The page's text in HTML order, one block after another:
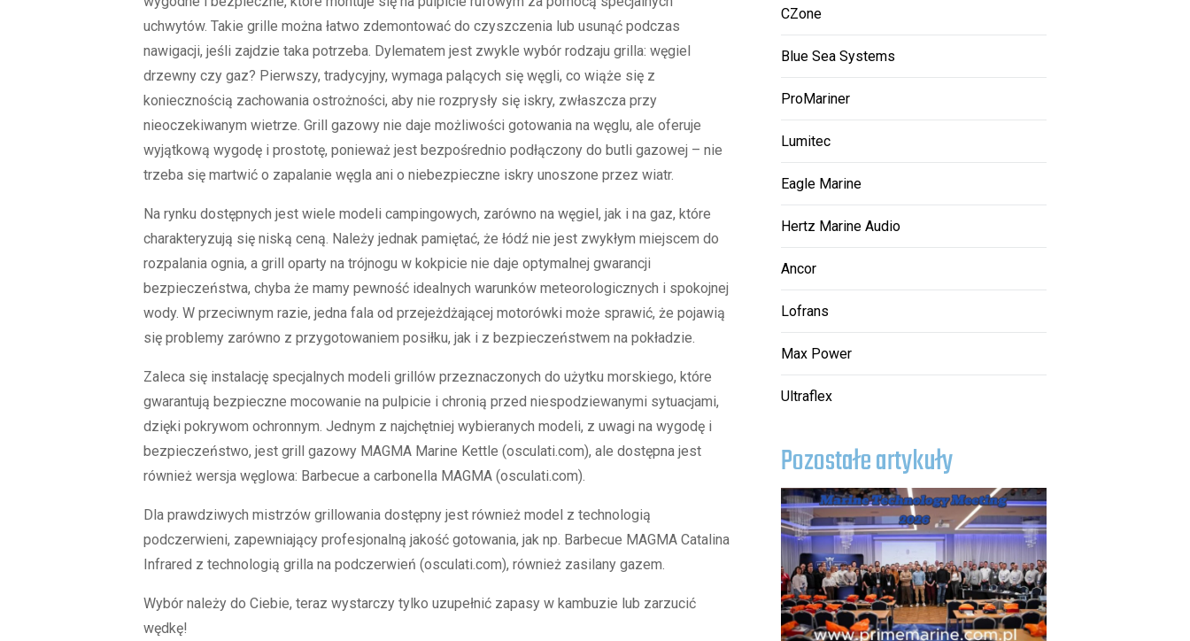
uchwytów. Takie grille można łatwo zdemontować do czyszczenia lub usunąć podczas
nawigacji, jeśli zajdzie taka potrzeba. Dylematem jest zwykle wybór rodzaju grilla: węgiel
drzewny czy gaz? Pierwszy, tradycyjny, wymaga palących się węgli, co wiąże się z
koniecznością zachowania ostrożności, aby nie rozprysły się iskry, zwłaszcza przy
nieoczekiwanym wietrze. Grill gazowy nie daje możliwości gotowania na węglu, ale oferuje
wyjątkową wygodę i prostotę, ponieważ jest bezpośrednio podłączony do butli gazowej – nie
trzeba się martwić o zapalanie węgla ani o niebezpieczne iskry unoszone przez wiatr.
Na rynku dostępnych jest wiele modeli campingowych, zarówno na węgiel, jak i na gaz, które
charakteryzują się niską ceną. Należy jednak pamiętać, że łódź nie jest zwykłym miejscem do
rozpalania ognia, a grill oparty na trójnogu w kokpicie nie daje optymalnej gwarancji
bezpieczeństwa, chyba że mamy pewność idealnych warunków meteorologicznych i spokojnej
wody. W przeciwnym razie, jedna fala od przejeżdżającej motorówki może sprawić, że pojawią
się problemy zarówno z przygotowaniem posiłku, jak i z bezpieczeństwem na pokładzie.
Zaleca się instalację specjalnych modeli grillów przeznaczonych do użytku morskiego, które
gwarantują bezpieczne mocowanie na pulpicie i chronią przed niespodziewanymi sytuacjami,
dzięki pokrywom ochronnym. Jednym z najchętniej wybieranych modeli, z uwagi na wygodę i
bezpieczeństwo, jest grill gazowy MAGMA Marine Kettle (osculati.com), ale dostępna jest
również wersja węglowa: Barbecue a carbonella MAGMA (osculati.com).
Dla prawdziwych mistrzów grillowania dostępny jest również model z technologią
podczerwieni, zapewniający profesjonalną jakość gotowania, jak np. Barbecue MAGMA Catalina
Infrared z technologią grilla na podczerwień (osculati.com), również zasilany gazem.
Wybór należy do Ciebie, teraz wystarczy tylko uzupełnić zapasy w kambuzie lub zarzucić
wędkę!
CZone
Blue Sea Systems
ProMariner
Lumitec
Eagle Marine
Hertz Marine Audio
Ancor
Lofrans
Max Power
Ultraflex
Pozostałe artykuły